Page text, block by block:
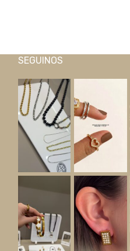
SEGUINOS